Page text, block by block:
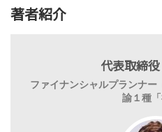
著者紹介
代表取締
ファイナンシャルプランナ
諭１種「